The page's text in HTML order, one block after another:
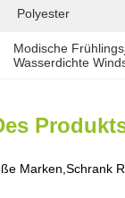
Polyester
Modische
Wasserdichte
Marken,Schrank